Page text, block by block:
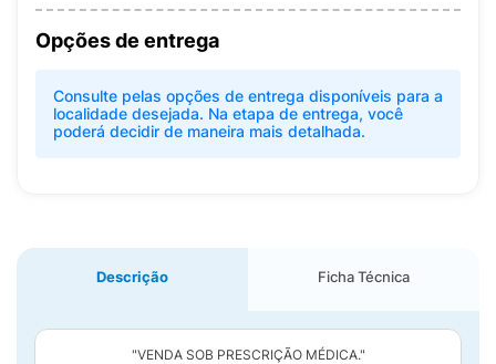
Opções de entrega
Consulte pelas opções de entrega disponíveis para a
localidade desejada. Na etapa de entrega, você
poderá decidir de maneira mais detalhada.
Descrição Ficha Técnica
"VENDA SOB PRESCRIÇÃO MÉDICA."